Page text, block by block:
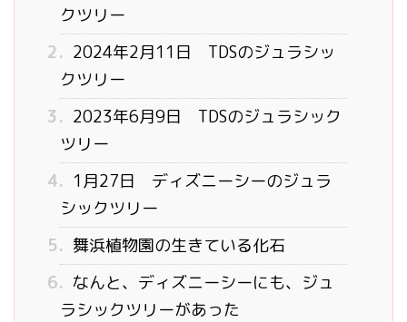
クツリー
2. 2024年2月11日 TDSのジュラシッ
クツリー
3. 2023年6月9日 TDSのジュラシック
ツリー
4. 1月27日 ディズニーシーのジュラ
シックツリー
5. 舞浜植物園の生きている化石
6. なんと、ディズニーシーにも、ジュ
ラシックツリーがあった